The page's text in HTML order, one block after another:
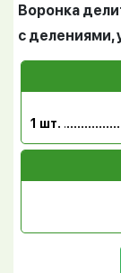
Воронка
с делениями,
1 шт.